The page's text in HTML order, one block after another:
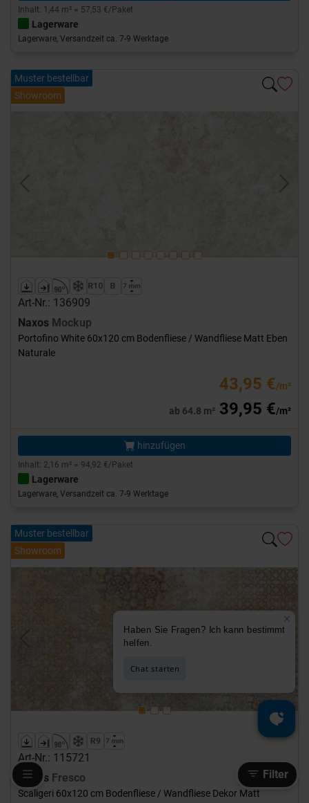
Filter
Inhalt: 1,44 m² = 57,53 €/Paket
Lagerware
Lagerware, Versandzeit ca. 7-9 Werktage
Muster bestellbar
Showroom
Previous Next
Art-Nr.: 136909
Naxos Mockup
Portofino White 60x120 cm Bodenfliese / Wandfliese Matt Eben
Naturale
43,95 €/m²
ab 64.8 m² 39,95 €/m²
hinzufügen
Inhalt: 2,16 m² = 94,92 €/Paket
Lagerware
Lagerware, Versandzeit ca. 7-9 Werktage
Muster bestellbar
Showroom
Art-Nr.: 115721
Naxos Fresco
Scaligeri 60x120 cm Bodenfliese / Wandfliese Dekor Matt